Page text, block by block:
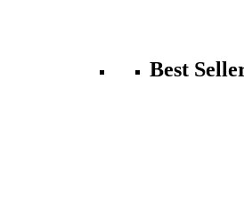
Best